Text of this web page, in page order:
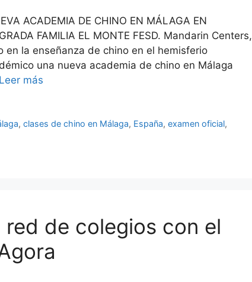
ACADEMIA DE CHINO EN MÁLAGA EN
FAMILIA EL MONTE FESD. Mandarin Centers,
la enseñanza de chino en el hemisferio
una nueva academia de chino en Málaga
Leer más
,clases de chino en Málaga, España,examen oficial,
de colegios con el